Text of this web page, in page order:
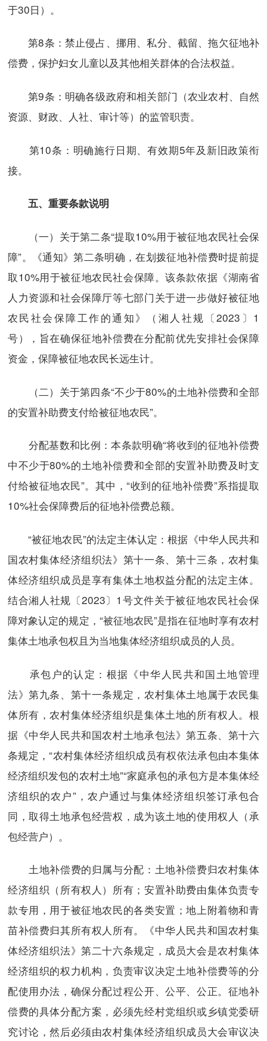
于30日）。
第8条：禁止侵占、挪用、私分、截留、拖欠征地补
偿费，保护妇女儿童以及其他相关群体的合法权益。
第9条：明确各级政府和相关部门（农业农村、自然
资源、财政、人社、审计等）的监管职责。
第10条：明确施行日期、有效期5年及新旧政策衔
接。
五、重要条款说明
（一）关于第二条“提取10%用于被征地农民社会保
障”。《通知》第二条明确，在划拨征地补偿费时提前提
取10%用于被征地农民社会保障。该条款依据《湖南省
人力资源和社会保障厅等七部门关于进一步做好被征地
农民社会保障工作的通知》（湘人社规〔2023〕1
号），旨在确保征地补偿费在分配前优先安排社会保障
资金，保障被征地农民长远生计。
（二）关于第四条“不少于80%的土地补偿费和全部
的安置补助费支付给被征地农民”。
分配基数和比例：本条款明确“将收到的征地补偿费
中不少于80%的土地补偿费和全部的安置补助费及时支
付给被征地农民”。其中，“收到的征地补偿费”系指提取
10%社会保障费后的征地补偿费总额。
“被征地农民”的法定主体认定：根据《中华人民共和
国农村集体经济组织法》第十一条、第十三条，农村集
体经济组织成员是享有集体土地权益分配的法定主体。
结合湘人社规〔2023〕1号文件关于被征地农民社会保
障对象认定的规定，“被征地农民”是指在征地时享有农村
集体土地承包权且为当地集体经济组织成员的人员。
承包户的认定：根据《中华人民共和国土地管理
法》第九条、第十一条规定，农村集体土地属于农民集
体所有，农村集体经济组织是集体土地的所有权人。根
据《中华人民共和国农村土地承包法》第五条、第十六
条规定，“农村集体经济组织成员有权依法承包由本集体
经济组织发包的农村土地”“家庭承包的承包方是本集体经
济组织的农户”，农户通过与集体经济组织签订承包合
同，取得土地承包经营权，成为该土地的使用权人（承
包经营户）。
土地补偿费的归属与分配：土地补偿费归农村集体
经济组织（所有权人）所有；安置补助费由集体负责专
款专用，用于被征地农民的各类安置；地上附着物和青
苗补偿费归其所有权人所有。《中华人民共和国农村集
体经济组织法》第二十六条规定，成员大会是农村集体
经济组织的权力机构，负责审议决定土地补偿费等的分
配使用办法，确保分配过程公开、公平、公正。征地补
偿费的具体分配方案，必须先经村党组织或乡镇党委研
究讨论，然后必须由农村集体经济组织成员大会审议决